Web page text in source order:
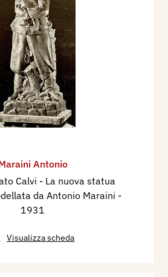
Antonio
Calvi - La nuova statua
da Antonio Maraini -
1931
Visualizza scheda